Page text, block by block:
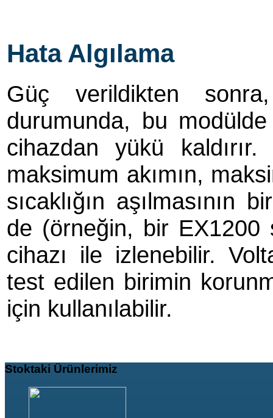
Hata Algılama
Güç verildikten
durumunda, bu
cihazdan yükü
maksimum akımın,
sıcaklığın aşılmasının
de (örneğin, bir EX1200
cihazı ile izlenebilir.
test edilen birimin
için kullanılabilir.
Stoktaki Ürünlerimiz